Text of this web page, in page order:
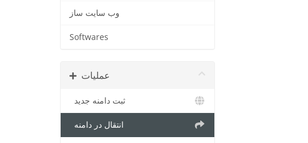
وب سایت ساز
Softwares
عملیات
ثبت دامنه جدید
انتقال در دامنه